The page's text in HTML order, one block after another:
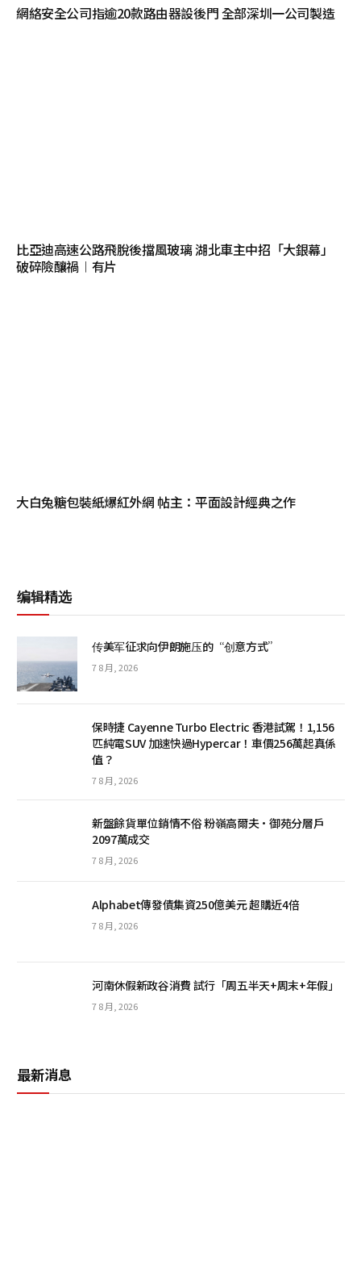
網絡安全公司指逾20款路由器設後門 全部深圳一公司製造
比亞迪高速公路飛脫後擋風玻璃 湖北車主中招「大銀幕」
破碎險釀禍︱有片
大白兔糖包裝紙爆紅外網 帖主：平面設計經典之作
编辑精选
传美军征求向伊朗施压的“创意方式”
7 8 月, 2026
保時捷 Cayenne Turbo Electric 香港試駕！1,156
匹純電SUV 加速快過Hypercar！車價256萬起真係
值？
7 8 月, 2026
新盤餘貨單位銷情不俗 粉嶺高爾夫·御苑分層戶
2097萬成交
7 8 月, 2026
Alphabet傳發債集資250億美元 超購近4倍
7 8 月, 2026
河南休假新政谷消費 試行「周五半天+周末+年假」
7 8 月, 2026
最新消息